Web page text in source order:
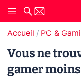
Accueil PC &
Vous ne
gamer